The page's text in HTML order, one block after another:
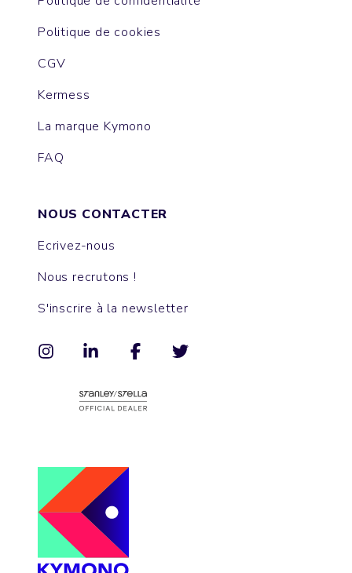
Politique de cookies
CGV
Kermess
La marque Kymono
FAQ
NOUS CONTACTER
Ecrivez-nous
Nous recrutons !
S'inscrire à la newsletter